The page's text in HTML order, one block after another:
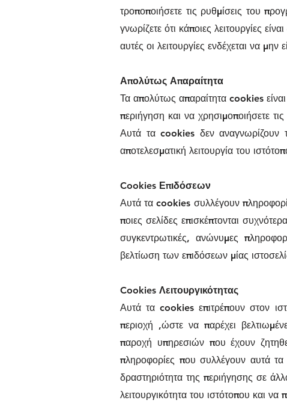
τροποποιήσετε τις ρυθμίσεις του
γνωρίζετε ότι κάποιες λειτουργίες
αυτές οι λειτουργίες ενδέχεται να μην
Απολύτως Απαραίτητα
Τα απολύτως απαραίτητα cookies
περιήγηση και να χρησιμοποιήσετε
Αυτά τα cookies δεν αναγνωρίζουν
αποτελεσματική λειτουργία του
Cookies Επιδόσεων
Αυτά τα cookies συλλέγουν
ποιες σελίδες επισκέπτονται
συγκεντρωτικές, ανώνυμες
βελτίωση των επιδόσεων μίας
Cookies Λειτουργικότητας
Αυτά τα cookies επιτρέπουν στον
περιοχή ,ώστε να παρέχει
παροχή υπηρεσιών που έχουν
πληροφορίες που συλλέγουν αυτά
δραστηριότητα της περιήγησης σε
λειτουργικότητα του ιστότοπου και